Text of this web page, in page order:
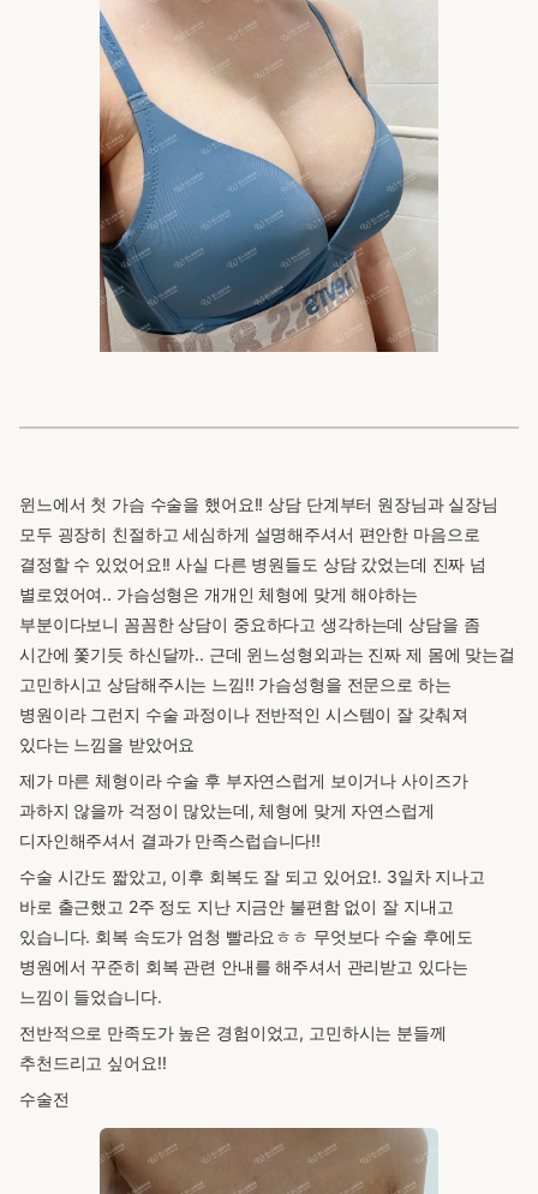
윈느에서 첫 가슴 수술을 했어요!! 상담 단계부터 원장님과 실장님
모두 굉장히 친절하고 세심하게 설명해주셔서 편안한 마음으로
결정할 수 있었어요!! 사실 다른 병원들도 상담 갔었는데 진짜 넘
별로였어여.. 가슴성형은 개개인 체형에 맞게 해야하는
부분이다보니 꼼꼼한 상담이 중요하다고 생각하는데 상담을 좀
시간에 쫓기듯 하신달까.. 근데 윈느성형외과는 진짜 제 몸에 맞는걸
고민하시고 상담해주시는 느낌!! 가슴성형을 전문으로 하는
병원이라 그런지 수술 과정이나 전반적인 시스템이 잘 갖춰져
있다는 느낌을 받았어요
제가 마른 체형이라 수술 후 부자연스럽게 보이거나 사이즈가
과하지 않을까 걱정이 많았는데, 체형에 맞게 자연스럽게
디자인해주셔서 결과가 만족스럽습니다!!
수술 시간도 짧았고, 이후 회복도 잘 되고 있어요!. 3일차 지나고
바로 출근했고 2주 정도 지난 지금안 불편함 없이 잘 지내고
있습니다. 회복 속도가 엄청 빨라요ㅎㅎ 무엇보다 수술 후에도
병원에서 꾸준히 회복 관련 안내를 해주셔서 관리받고 있다는
느낌이 들었습니다.
전반적으로 만족도가 높은 경험이었고, 고민하시는 분들께
추천드리고 싶어요!!
수술전